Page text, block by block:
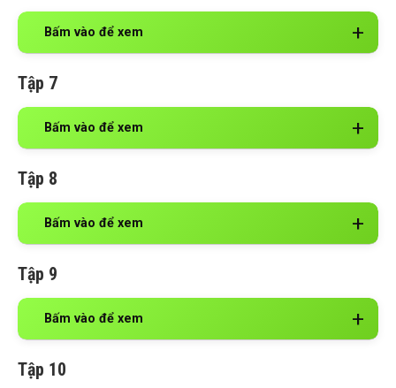
Bấm vào để xem
Tập 7
Bấm vào để xem
Tập 8
Bấm vào để xem
Tập 9
Bấm vào để xem
Tập 10